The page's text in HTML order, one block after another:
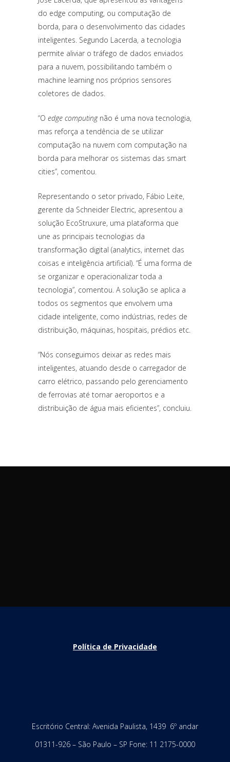
do edge computing, ou computação de
borda, para o desenvolvimento das cidades
inteligentes. Segundo Lacerda, a tecnologia
permite aliviar o tráfego de dados enviados
para a nuvem, possibilitando também o
machine learning nos próprios sensores
coletores de dados.
“O edge computingnão é uma nova tecnologia,
mas reforça a tendência de se utilizar
computação na nuvem com computação na
borda para melhorar os sistemas das smart
cities”, comentou.
Representando o setor privado, Fábio Leite,
gerente da Schneider Electric, apresentou a
solução EcoStruxure, uma plataforma que
une as principais tecnologias da
transformação digital (analytics, internet das
coisas e inteligência artificial). “É uma forma de
se organizar e operacionalizar toda a
tecnologia”, comentou. A solução se aplica a
todos os segmentos que envolvem uma
cidade inteligente, como indústrias, redes de
distribuição, máquinas, hospitais, prédios etc.
“Nós conseguimos deixar as redes mais
inteligentes, atuando desde o carregador de
carro elétrico, passando pelo gerenciamento
de ferrovias até tornar aeroportos e a
distribuição de água mais eficientes”, concluiu.
Política de Privacidade
Escritório Central: Avenida Paulista, 1439 6º andar
01311-926 – São Paulo – SP Fone: 11 2175-0000